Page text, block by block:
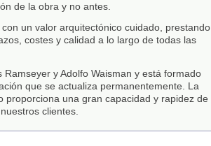
de la obra y no antes.
un valor arquitectónico cuidado, prestando
costes y calidad a lo largo de todas las
y Adolfo Waisman y está formado
que se actualiza permanentemente. La
proporciona una gran capacidad y rapidez de
clientes.